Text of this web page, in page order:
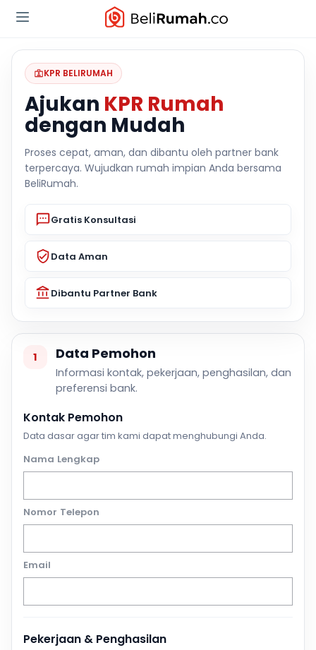
KPR BELIRUMAH
Ajukan KPR Rumah
dengan Mudah
Proses cepat, aman, dan dibantu oleh partner bank
terpercaya. Wujudkan rumah impian Anda bersama
BeliRumah.
Gratis Konsultasi
Data Aman
Dibantu Partner Bank
1 Data Pemohon
Informasi kontak, pekerjaan, penghasilan, dan
preferensi bank.
Kontak Pemohon
Data dasar agar tim kami dapat menghubungi Anda.
Nama Lengkap
Nomor Telepon
Email
Pekerjaan & Penghasilan